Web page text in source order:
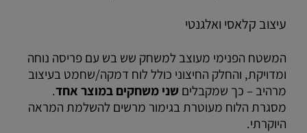
עיצוב קלאסי ואלגנטי
המשטח הפנימי מעוצב למשחק שש בש עם פריסה נוחה
ומדויקת, והחלק החיצוני כולל לוח דמקה/שחמט בעיצוב
מרהיב – כך שמקבלים שני משחקים במוצר אחד.
מסגרת הלוח מעוטרת בגימור מרשים להשלמת המראה
היוקרתי.